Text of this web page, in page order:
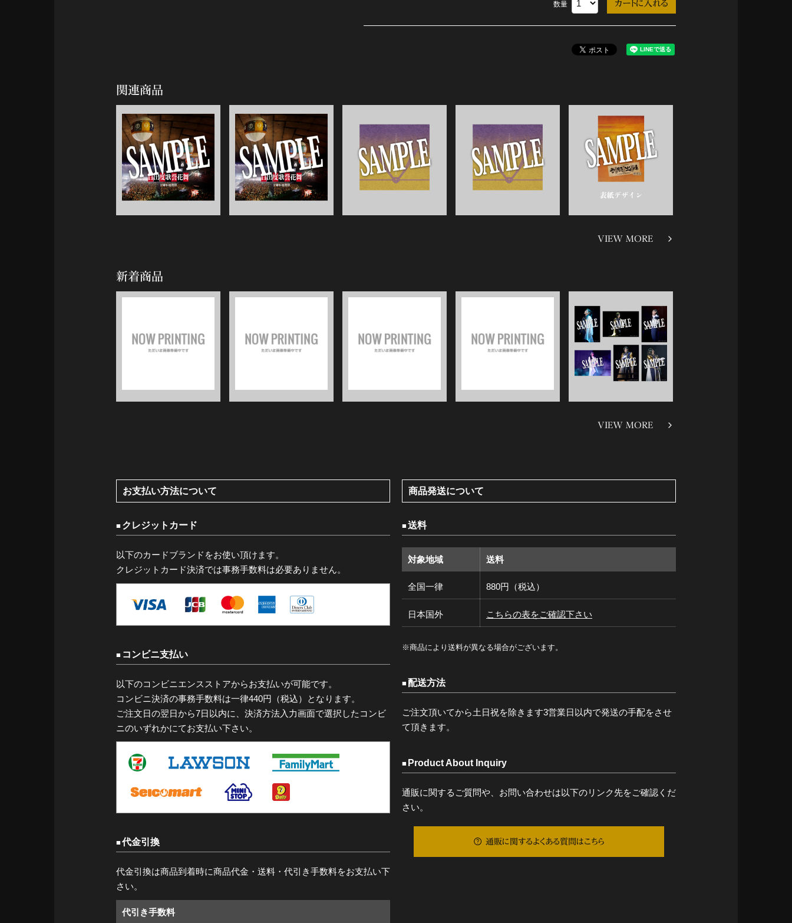
数量
関連商品
VIEW MORE
新着商品
VIEW MORE
お支払い方法について
クレジットカード
以下のカードブランドをお使い頂けます。
クレジットカード決済では事務手数料は必要ありません。
コンビニ支払い
以下のコンビニエンスストアからお支払いが可能です。
コンビニ決済の事務手数料は一律440円（税込）となります。
ご注文日の翌日から7日以内に、決済方法入力画面で選択したコンビ
ニのいずれかにてお支払い下さい。
代金引換
代金引換は商品到着時に商品代金・送料・代引き手数料をお支払い下
さい。
代引き手数料
商品発送について
送料
対象地域 送料
全国一律 880円（税込）
日本国外 こちらの表をご確認下さい
※商品により送料が異なる場合がございます。
配送方法
ご注文頂いてから土日祝を除きます3営業日以内で発送の手配をさせ
て頂きます。
Product About Inquiry
通販に関するご質問や、お問い合わせは以下のリンク先をご確認くだ
さい。
通販に関するよくある質問はこちら